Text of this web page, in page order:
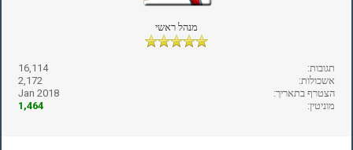
מנהל ראשי
תגובות:
16,114
אשכולות:
2,172
הצטרף בתאריך:
Jan 2018
מוניטין:
1,464